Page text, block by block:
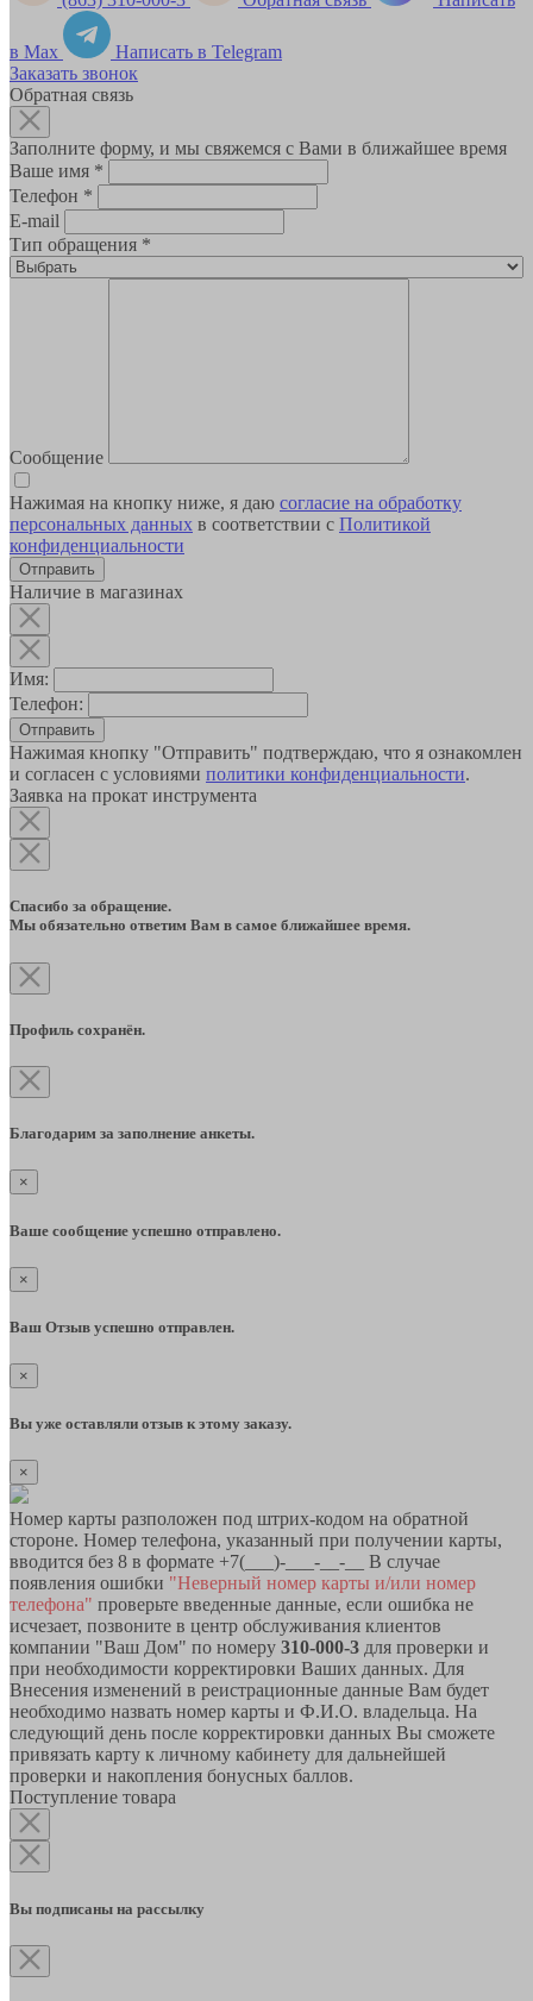
в Max
Написать в Telegram
Заказать звонок
Обратная связь
Заполните форму, и мы свяжемся с Вами в ближайшее время
Ваше имя *
Телефон *
E-mail
Тип обращения *
Сообщение
Нажимая на кнопку ниже, я даю согласие на обработку
персональных данных в соответствии с Политикой
конфиденциальности
Наличие в магазинах
Имя:
Телефон:
Отправить
Нажимая кнопку "Отправить" подтверждаю, что я ознакомлен
и согласен с условиями политики конфиденциальности.
Заявка на прокат инструмента
Спасибо за обращение.
Мы обязательно ответим Вам в самое ближайшее время.
Профиль сохранён.
Благодарим за заполнение анкеты.
×
Ваше сообщение успешно отправлено.
×
Ваш Отзыв успешно отправлен.
×
Вы уже оставляли отзыв к этому заказу.
×
Номер карты разположен под штрих-кодом на обратной
стороне. Номер телефона, указанный при получении карты,
вводится без 8 в формате +7(___)-___-__-__ В случае
появления ошибки "Неверный номер карты и/или номер
телефона" проверьте введенные данные, если ошибка не
исчезает, позвоните в центр обслуживания клиентов
компании "Ваш Дом" по номеру 310-000-3 для проверки и
при необходимости корректировки Ваших данных. Для
Внесения изменений в реистрационные данные Вам будет
необходимо назвать номер карты и Ф.И.О. владельца. На
следующий день после корректировки данных Вы сможете
привязать карту к личному кабинету для дальнейшей
проверки и накопления бонусных баллов.
Поступление товара
Вы подписаны на рассылку